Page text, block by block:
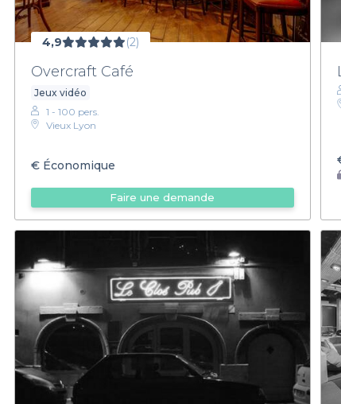
4,9 (2)
Overcraft Café
Jeux vidéo
1 - 100 pers.
Vieux Lyon
€ Économique
Faire une demande